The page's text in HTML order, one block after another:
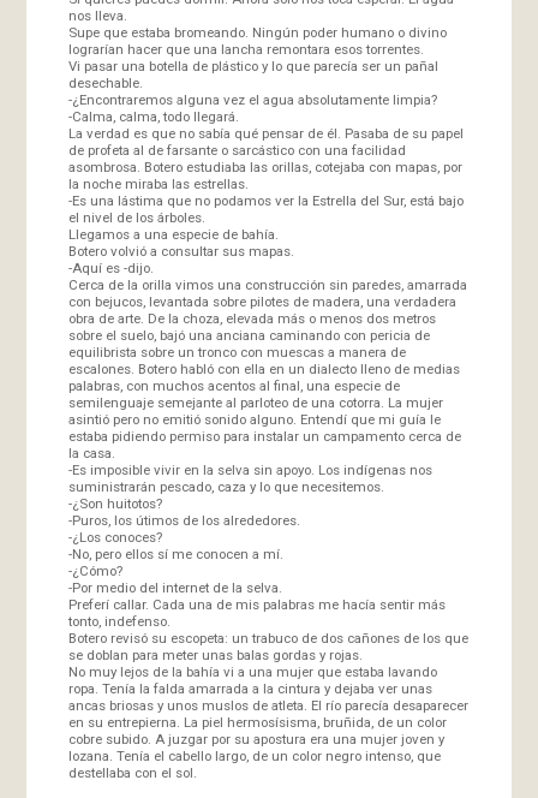
nos lleva.
Supe que estaba bromeando. Ningún poder humano o divino
lograrían hacer que una lancha remontara esos torrentes.
Vi pasar una botella de plástico y lo que parecía ser un pañal
desechable.
-¿Encontraremos alguna vez el agua absolutamente limpia?
-Calma, calma, todo llegará.
La verdad es que no sabía qué pensar de él. Pasaba de su papel
de profeta al de farsante o sarcástico con una facilidad
asombrosa. Botero estudiaba las orillas, cotejaba con mapas, por
la noche miraba las estrellas.
-Es una lástima que no podamos ver la Estrella del Sur, está bajo
el nivel de los árboles.
Llegamos a una especie de bahía.
Botero volvió a consultar sus mapas.
-Aquí es -dijo.
Cerca de la orilla vimos una construcción sin paredes, amarrada
con bejucos, levantada sobre pilotes de madera, una verdadera
obra de arte. De la choza, elevada más o menos dos metros
sobre el suelo, bajó una anciana caminando con pericia de
equilibrista sobre un tronco con muescas a manera de
escalones. Botero habló con ella en un dialecto lleno de medias
palabras, con muchos acentos al final, una especie de
semilenguaje semejante al parloteo de una cotorra. La mujer
asintió pero no emitió sonido alguno. Entendí que mi guía le
estaba pidiendo permiso para instalar un campamento cerca de
la casa.
-Es imposible vivir en la selva sin apoyo. Los indígenas nos
suministrarán pescado, caza y lo que necesitemos.
-¿Son huitotos?
-Puros, los útimos de los alrededores.
-¿Los conoces?
-No, pero ellos sí me conocen a mí.
-¿Cómo?
-Por medio del internet de la selva.
Preferí callar. Cada una de mis palabras me hacía sentir más
tonto, indefenso.
Botero revisó su escopeta: un trabuco de dos cañones de los que
se doblan para meter unas balas gordas y rojas.
No muy lejos de la bahía vi a una mujer que estaba lavando
ropa. Tenía la falda amarrada a la cintura y dejaba ver unas
ancas briosas y unos muslos de atleta. El río parecía desaparecer
en su entrepierna. La piel hermosísisma, bruñida, de un color
cobre subido. A juzgar por su apostura era una mujer joven y
lozana. Tenía el cabello largo, de un color negro intenso, que
destellaba con el sol.